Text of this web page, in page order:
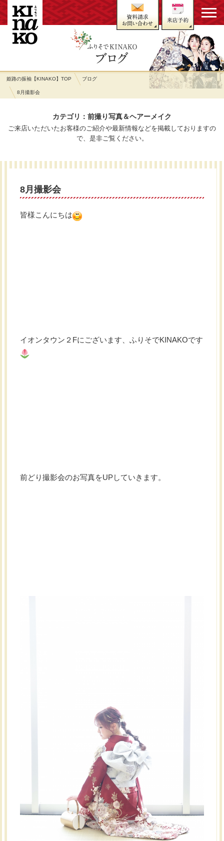
姫路の振袖【KINAKO】TOP ブログ
8月撮影会
カテゴリ：前撮り写真＆ヘアーメイク
ご来店いただいたお客様のご紹介や最新情報などを掲載しておりますの
で、是非ご覧ください。
8月撮影会
皆様こんにちは
イオンタウン２Fにございます、ふりそでKINAKOです
前どり撮影会のお写真をUPしていきます。